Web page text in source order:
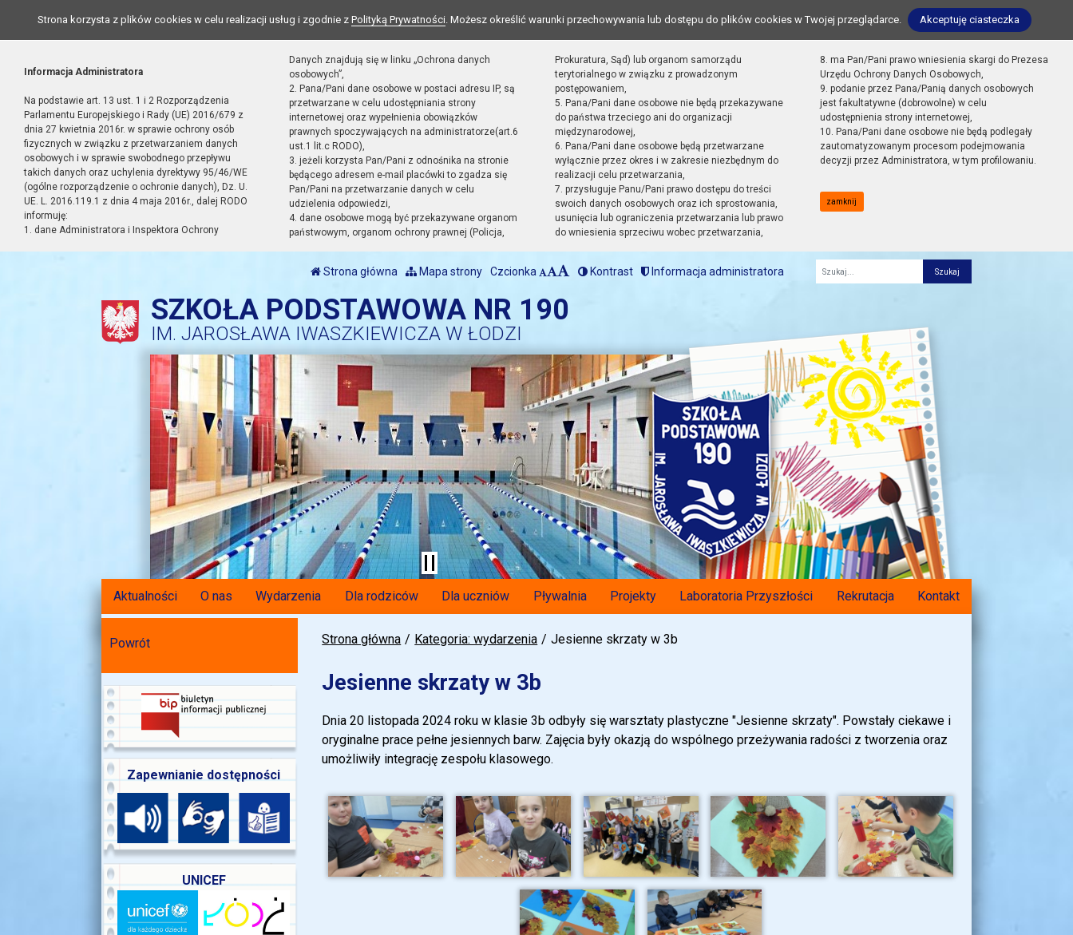
Strona korzysta z plików cookies w celu realizacji usług i zgodnie z Polityką Prywatności. Możesz określić warunki przechowywania lub dostępu do plików cookies w Twojej przeglądarce. Akceptuję ciasteczka
Informacja Administratora
Na podstawie art. 13 ust. 1 i 2 Rozporządzenia
Parlamentu Europejskiego i Rady (UE) 2016/679 z
dnia 27 kwietnia 2016r. w sprawie ochrony osób
fizycznych w związku z przetwarzaniem danych
osobowych i w sprawie swobodnego przepływu
takich danych oraz uchylenia dyrektywy 95/46/WE
(ogólne rozporządzenie o ochronie danych), Dz. U.
UE. L. 2016.119.1 z dnia 4 maja 2016r., dalej RODO
informuję:
1. dane Administratora i Inspektora Ochrony
Danych znajdują się w linku „Ochrona danych
osobowych”,
2. Pana/Pani dane osobowe w postaci adresu IP, są
przetwarzane w celu udostępniania strony
internetowej oraz wypełnienia obowiązków
prawnych spoczywających na administratorze(art.6
ust.1 lit.c RODO),
3. jeżeli korzysta Pan/Pani z odnośnika na stronie
będącego adresem e-mail placówki to zgadza się
Pan/Pani na przetwarzanie danych w celu
udzielenia odpowiedzi,
4. dane osobowe mogą być przekazywane organom
państwowym, organom ochrony prawnej (Policja,
Prokuratura, Sąd) lub organom samorządu
terytorialnego w związku z prowadzonym
postępowaniem,
5. Pana/Pani dane osobowe nie będą przekazywane
do państwa trzeciego ani do organizacji
międzynarodowej,
6. Pana/Pani dane osobowe będą przetwarzane
wyłącznie przez okres i w zakresie niezbędnym do
realizacji celu przetwarzania,
7. przysługuje Panu/Pani prawo dostępu do treści
swoich danych osobowych oraz ich sprostowania,
usunięcia lub ograniczenia przetwarzania lub prawo
do wniesienia sprzeciwu wobec przetwarzania,
8. ma Pan/Pani prawo wniesienia skargi do Prezesa
Urzędu Ochrony Danych Osobowych,
9. podanie przez Pana/Panią danych osobowych
jest fakultatywne (dobrowolne) w celu
udostępnienia strony internetowej,
10. Pana/Pani dane osobowe nie będą podlegały
zautomatyzowanym procesom podejmowania
decyzji przez Administratora, w tym profilowaniu.
zamknij
Strona główna Mapa strony Czcionka Kontrast Informacja administratora
Fraza
SZKOŁA PODSTAWOWA NR 190
IM. JAROSŁAWA IWASZKIEWICZA W ŁODZI
Aktualności O nas Wydarzenia Dla rodziców Dla uczniów Pływalnia Projekty Laboratoria Przyszłości Rekrutacja Kontakt
Strona główna Kategoria: wydarzenia Jesienne skrzaty w 3b
Jesienne skrzaty w 3b
Dnia 20 listopada 2024 roku w klasie 3b odbyły się warsztaty plastyczne "Jesienne skrzaty". Powstały ciekawe i
oryginalne prace pełne jesiennych barw. Zajęcia były okazją do wspólnego przeżywania radości z tworzenia oraz
umożliwiły integrację zespołu klasowego.
Powrót
Zapewnianie dostępności
UNICEF